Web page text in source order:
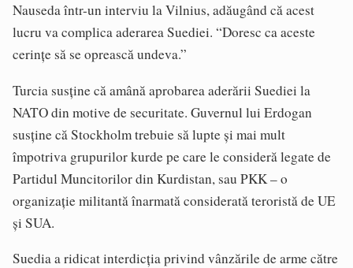
Nauseda într-un interviu la Vilnius, adăugând că acest
lucru va complica aderarea Suediei. “Doresc ca aceste
cerințe să se oprească undeva.”
Turcia susține că amână aprobarea aderării Suediei la
NATO din motive de securitate. Guvernul lui Erdogan
susține că Stockholm trebuie să lupte și mai mult
împotriva grupurilor kurde pe care le consideră legate de
Partidul Muncitorilor din Kurdistan, sau PKK – o
organizație militantă înarmată considerată teroristă de UE
și SUA.
Suedia a ridicat interdicția privind vânzările de arme către